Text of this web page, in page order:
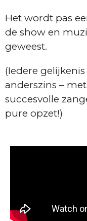
Het wordt pas
de show en
geweest.
(Iedere
anderszins –
succesvolle
pure opzet!)